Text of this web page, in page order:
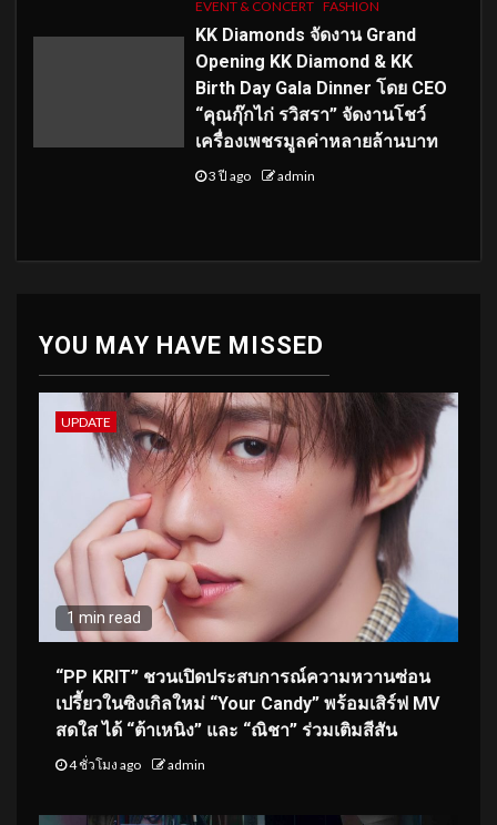
EVENT & CONCERT FASHION
KK Diamonds จัดงาน Grand
Opening KK Diamond & KK
Birth Day Gala Dinner โดย CEO
“คุณกุ๊กไก่ รวิสรา” จัดงานโชว์
เครื่องเพชรมูลค่าหลายล้านบาท
3 ปี ago admin
YOU MAY HAVE MISSED
UPDATE
1 min read
“PP KRIT” ชวนเปิดประสบการณ์ความหวานซ่อน
เปรี้ยวในซิงเกิลใหม่ “Your Candy” พร้อมเสิร์ฟ MV
สดใส ได้ “ต้าเหนิง” และ “ณิชา” ร่วมเติมสีสัน
4 ชั่วโมง ago admin